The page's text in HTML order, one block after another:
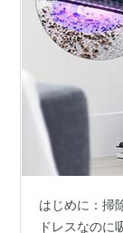
はじめに：掃
ドレスなの